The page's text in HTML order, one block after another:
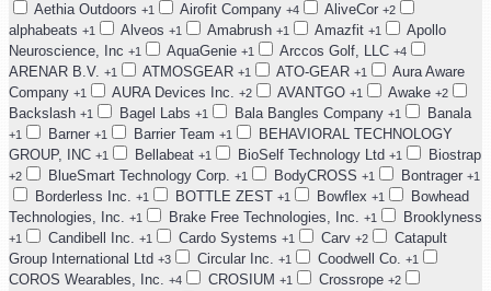
Aethia Outdoors +1 Airofit Company +4 AliveCor +2
alphabeats +1 Alveos +1 Amabrush +1 Amazfit +1
Apollo
Neuroscience, Inc +1 AquaGenie +1 Arccos Golf, LLC +4
ARENAR B.V. +1 ATMOSGEAR +1 ATO-GEAR +1
Aura Aware
Company +1 AURA Devices Inc. +2 AVANTGO +1 Awake +2
Backslash +1 Bagel Labs +1 Bala Bangles Company +1 Banala
+1 Barner +1 Barrier Team +1
BEHAVIORAL TECHNOLOGY
GROUP, INC +1 Bellabeat +1 BioSelf Technology Ltd +1 Biostrap
+2 BlueSmart Technology Corp. +1 BodyCROSS +1 Bontrager +1
Borderless Inc. +1 BOTTLE ZEST +1 Bowflex +1
Bowhead
Technologies, Inc. +1 Brake Free Technologies, Inc. +1 Brooklyness
+1 Candibell Inc. +1 Cardo Systems +1 Carv +2
Catapult
Group International Ltd +3 Circular Inc. +1 Coodwell Co. +1
COROS Wearables, Inc. +4 CROSIUM +1 Crossrope +2